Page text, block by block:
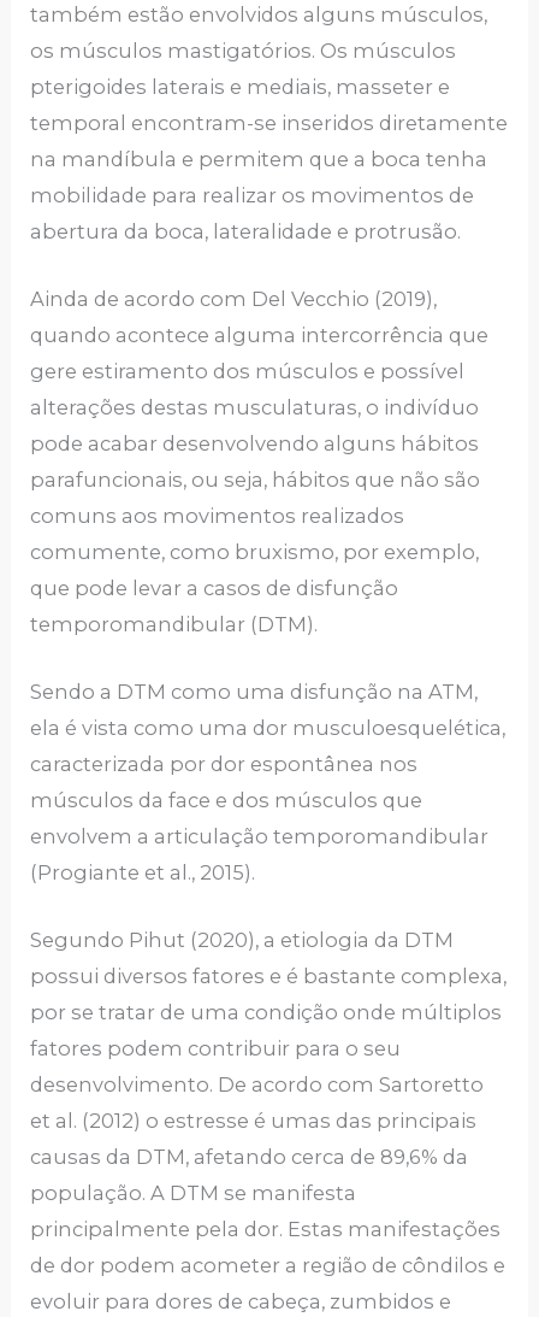
também estão envolvidos alguns músculos,
os músculos mastigatórios. Os músculos
pterigoides laterais e mediais, masseter e
temporal encontram-se inseridos diretamente
na mandíbula e permitem que a boca tenha
mobilidade para realizar os movimentos de
abertura da boca, lateralidade e protrusão.
Ainda de acordo com Del Vecchio (2019),
quando acontece alguma intercorrência que
gere estiramento dos músculos e possível
alterações destas musculaturas, o indivíduo
pode acabar desenvolvendo alguns hábitos
parafuncionais, ou seja, hábitos que não são
comuns aos movimentos realizados
comumente, como bruxismo, por exemplo,
que pode levar a casos de disfunção
temporomandibular (DTM).
Sendo a DTM como uma disfunção na ATM,
ela é vista como uma dor musculoesquelética,
caracterizada por dor espontânea nos
músculos da face e dos músculos que
envolvem a articulação temporomandibular
(Progiante et al., 2015).
Segundo Pihut (2020), a etiologia da DTM
possui diversos fatores e é bastante complexa,
por se tratar de uma condição onde múltiplos
fatores podem contribuir para o seu
desenvolvimento. De acordo com Sartoretto
et al. (2012) o estresse é umas das principais
causas da DTM, afetando cerca de 89,6% da
população. A DTM se manifesta
principalmente pela dor. Estas manifestações
de dor podem acometer a região de côndilos e
evoluir para dores de cabeça, zumbidos e